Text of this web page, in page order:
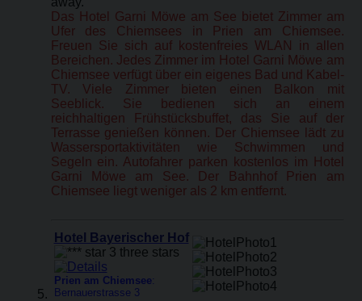
Das Hotel Garni Möwe am See bietet Zimmer am
Ufer des Chiemsees in Prien am Chiemsee.
Freuen Sie sich auf kostenfreies WLAN in allen
Bereichen. Jedes Zimmer im Hotel Garni Möwe am
Chiemsee verfügt über ein eigenes Bad und Kabel-
TV. Viele Zimmer bieten einen Balkon mit
Seeblick. Sie bedienen sich an einem
reichhaltigen Frühstücksbuffet, das Sie auf der
Terrasse genießen können. Der Chiemsee lädt zu
Wassersportaktivitäten wie Schwimmen und
Segeln ein. Autofahrer parken kostenlos im Hotel
Garni Möwe am See. Der Bahnhof Prien am
Chiemsee liegt weniger als 2 km entfernt.
Hotel Bayerischer Hof
Prien am Chiemsee:
Bernauerstrasse 3